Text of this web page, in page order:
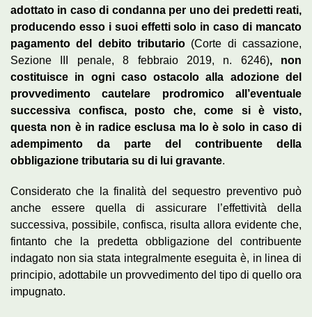
adottato in caso di condanna per uno dei predetti reati,
producendo esso i suoi effetti solo in caso di mancato
pagamento del debito tributario (Corte di cassazione,
Sezione III penale, 8 febbraio 2019, n. 6246), non
costituisce in ogni caso ostacolo alla adozione del
provvedimento cautelare prodromico all’eventuale
successiva confisca, posto che, come si è visto,
questa non è in radice esclusa ma lo è solo in caso di
adempimento da parte del contribuente della
obbligazione tributaria su di lui gravante.
Considerato che la finalità del sequestro preventivo può
anche essere quella di assicurare l’effettività della
successiva, possibile, confisca, risulta allora evidente che,
fintanto che la predetta obbligazione del contribuente
indagato non sia stata integralmente eseguita è, in linea di
principio, adottabile un provvedimento del tipo di quello ora
impugnato.